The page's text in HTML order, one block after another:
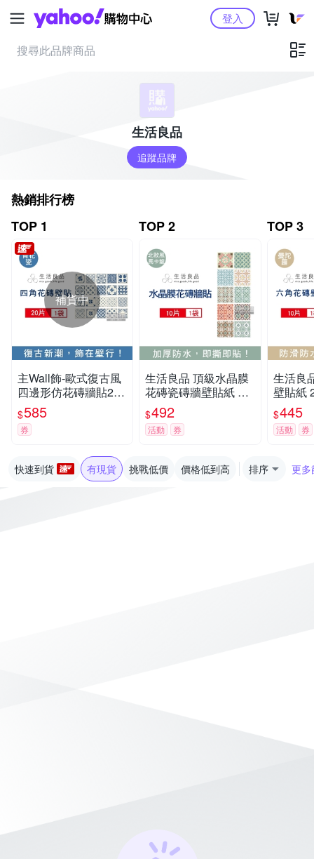
Yahoo購物中心登入
生活良品
追蹤品牌
熱銷排行榜
TOP 1
補貨中
主Wall飾-歐式復古風
四邊形仿花磚牆貼20x
20cm(3款可選)20片/
袋(牆壁貼皮防水磚貼,
奢華風格壁紙,仿四角
料貼片,模擬磁磚牆家
飾貼紙)
$585
券
TOP 2
生活良品 頂級水晶膜
花磚瓷磚牆壁貼紙 20
x20cm 每套10片-北歐
風馬卡龍
$492
活動 券
TOP 3
生活良
壁貼紙
10片
即撕即
$445
活動 券
快速到貨 有現貨 挑戰低價 價格低到高 排序 更多